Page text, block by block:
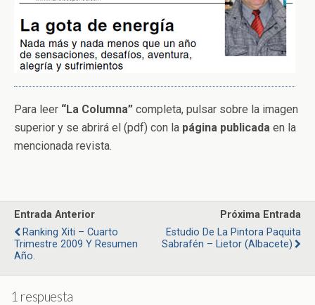
Para leer “La Columna” completa, pulsar sobre la imagen
superior y se abrirá el (pdf) con la página publicada en la
mencionada revista.
Entrada Anterior
Ranking Xiti – Cuarto
Trimestre 2009 Y Resumen
Año.
Próxima Entrada
Estudio De La Pintora Paquita
Sabrafén – Lietor (Albacete)
1 respuesta